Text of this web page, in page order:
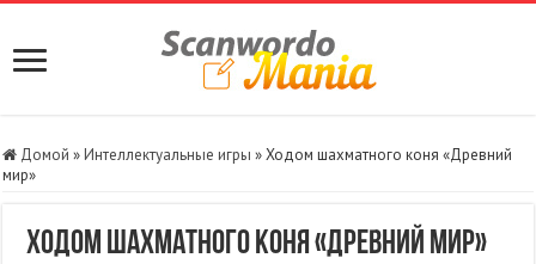
Домой »Интеллектуальные игры »Ходом шахматного коня «Древний
мир»
Ходом шахматного коня «Древний мир»